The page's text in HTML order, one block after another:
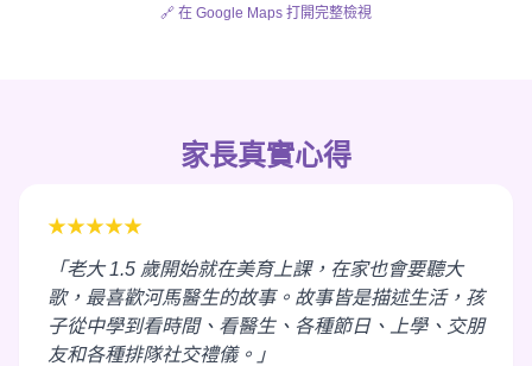
🔗 在 Google Maps 打開完整檢視
家長真實心得
★★★★★
「老大 1.5 歲開始就在美育上課，在家也會要聽大
歌，最喜歡河馬醫生的故事。故事皆是描述生活，孩
子從中學到看時間、看醫生、各種節日、上學、交朋
友和各種排隊社交禮儀。」